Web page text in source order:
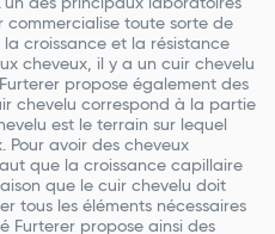
des principaux laboratoires
commercialise toute sorte de
croissance et la résistance
cheveux, il y a un cuir chevelu
propose également des
chevelu correspond à la partie
est le terrain sur lequel
Pour avoir des cheveux
que la croissance capillaire
que le cuir chevelu doit
tous les éléments nécessaires
Furterer propose ainsi des